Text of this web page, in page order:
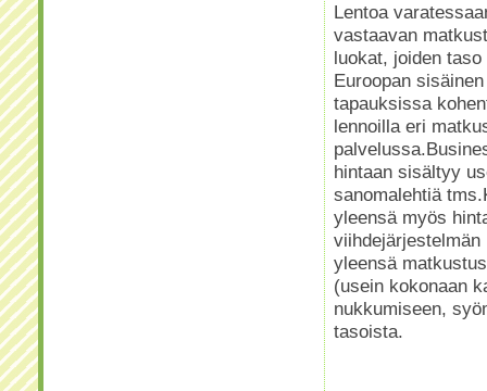
Lentoa
vastaavan
luokat, joiden
Euroopan
tapauksissa
lennoilla eri
hintaan sisältyy
sanomalehtiä
yleensä myös
yleensä
(usein kokonaan
nukkumiseen,
tasoista.